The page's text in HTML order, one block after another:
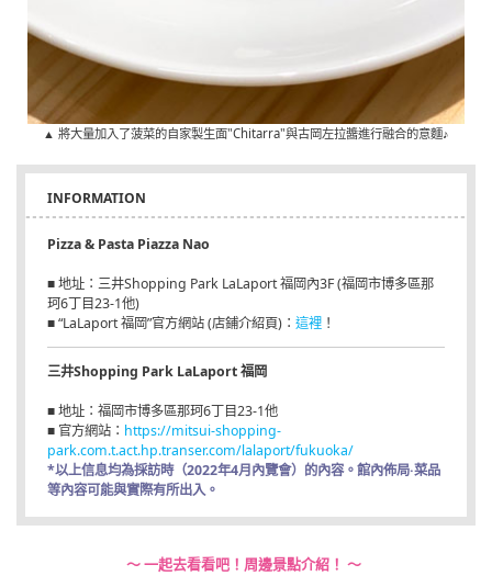
▲ 將大量加入了菠菜的自家製生面"Chitarra"與古岡左拉醬進行融合的意麵♪
INFORMATION
Pizza & Pasta Piazza Nao
■ 地址：三井Shopping Park LaLaport 福岡內3F (福岡市博多區那
珂6丁目23-1他)
■ “LaLaport 福岡”官方網站 (店鋪介紹頁)： 這裡 ！
三井Shopping Park LaLaport 福岡
■ 地址：福岡市博多區那珂6丁目23-1他
■ 官方網站： https://mitsui-shopping-
park.com.t.act.hp.transer.com/lalaport/fukuoka/
*以上信息均為採訪時（2022年4月內覽會）的內容。館內佈局·菜品
等內容可能與實際有所出入。
～ 一起去看看吧！周邊景點介紹！ ～